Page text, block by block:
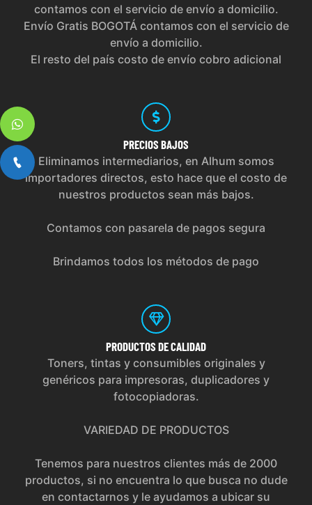
contamos con el servicio de envío a domicilio.
Envío Gratis BOGOTÁ contamos con el servicio de
envío a domicilio.
El resto del país costo de envío cobro adicional
PRECIOS BAJOS
Eliminamos intermediarios, en Alhum somos
importadores directos, esto hace que el costo de
nuestros productos sean más bajos.
Contamos con pasarela de pagos segura
Brindamos todos los métodos de pago
PRODUCTOS DE CALIDAD
Toners, tintas y consumibles originales y
genéricos para impresoras, duplicadores y
fotocopiadoras.
VARIEDAD DE PRODUCTOS
Tenemos para nuestros clientes más de 2000
productos, si no encuentra lo que busca no dude
en contactarnos y le ayudamos a ubicar su